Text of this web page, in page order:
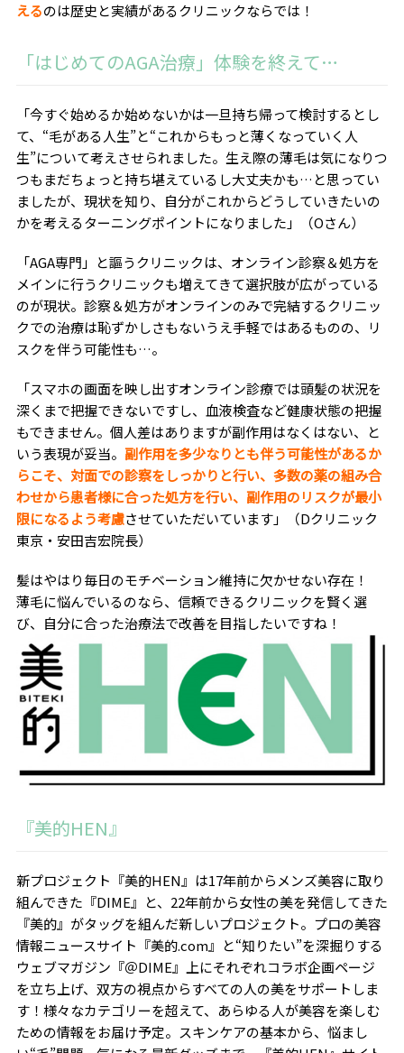
えるのは歴史と実績があるクリニックならでは！
「はじめてのAGA治療」体験を終えて…
「今すぐ始めるか始めないかは一旦持ち帰って検討するとし
て、“毛がある人生”と“これからもっと薄くなっていく人
生”について考えさせられました。生え際の薄毛は気になりつ
つもまだちょっと持ち堪えているし大丈夫かも…と思ってい
ましたが、現状を知り、自分がこれからどうしていきたいの
かを考えるターニングポイントになりました」（Oさん）
「AGA専門」と謳うクリニックは、オンライン診察＆処方を
メインに行うクリニックも増えてきて選択肢が広がっている
のが現状。診察＆処方がオンラインのみで完結するクリニッ
クでの治療は恥ずかしさもないうえ手軽ではあるものの、リ
スクを伴う可能性も…。
「スマホの画面を映し出すオンライン診療では頭髪の状況を
深くまで把握できないですし、血液検査など健康状態の把握
もできません。個人差はありますが副作用はなくはない、と
いう表現が妥当。 副作用を多少なりとも伴う可能性があるか
らこそ、対面での診察をしっかりと行い、多数の薬の組み合
わせから患者様に合った処方を行い、副作用のリスクが最小
限になるよう考慮させていただいています」（Dクリニック
東京・安田吉宏院長）
髪はやはり毎日のモチベーション維持に欠かせない存在！
薄毛に悩んでいるのなら、信頼できるクリニックを賢く選
び、自分に合った治療法で改善を目指したいですね！
『美的HEN』
新プロジェクト『美的HEN』は17年前からメンズ美容に取り
組んできた『DIME』と、22年前から女性の美を発信してきた
『美的』がタッグを組んだ新しいプロジェクト。プロの美容
情報ニュースサイト『美的.com』と“知りたい”を深掘りする
ウェブマガジン『＠DIME』上にそれぞれコラボ企画ページ
を立ち上げ、双方の視点からすべての人の美をサポートしま
す！様々なカテゴリーを超えて、あらゆる人が美容を楽しむ
ための情報をお届け予定。スキンケアの基本から、悩まし